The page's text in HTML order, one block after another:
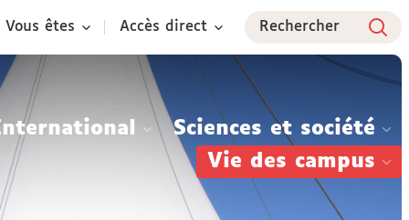
Vous êtes Accès direct Rechercher
Sciences et société
Vie des campus